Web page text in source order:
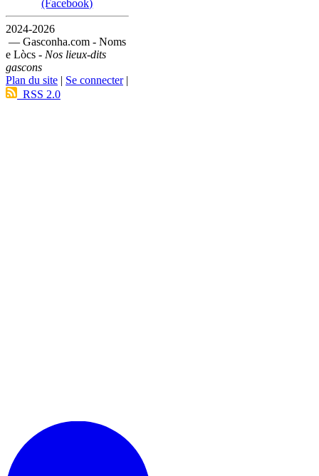
(Facebook)
2024-2026
— Gasconha.com - Noms
e Lòcs - Nos lieux-dits
gascons
Plan du site | Se connecter|
RSS 2.0